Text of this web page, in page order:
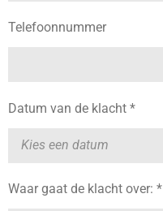
Telefoonnummer
Datum van de klacht *
Waar gaat de klacht over: *